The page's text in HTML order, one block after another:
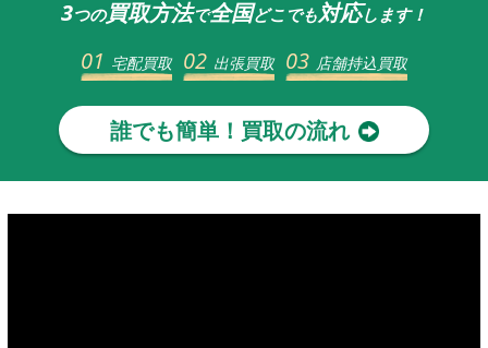
3つの買取方法で全国どこでも対応します！
01 宅配買取 02 出張買取 03 店舗持込買取
誰でも簡単！買取の流れ